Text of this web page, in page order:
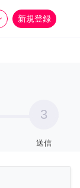
新規登録
more_horiz
3
送信